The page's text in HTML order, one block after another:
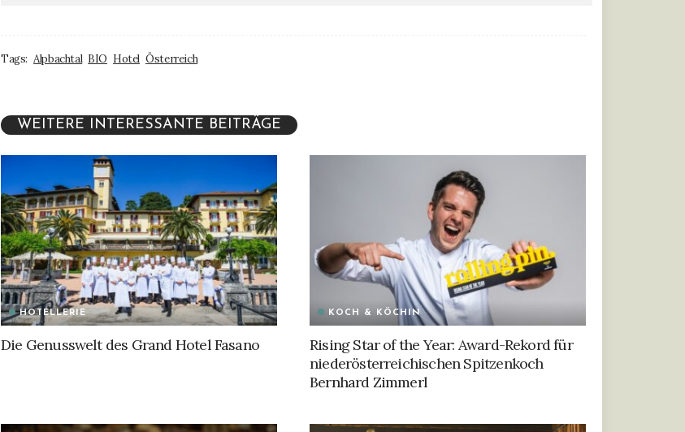
Tags: Alpbachtal BIO Hotel Österreich
WEITERE INTERESSANTE BEITRÄGE
HOTELLERIE
Die Genusswelt des Grand Hotel Fasano
KOCH & KÖCHIN
Rising Star of the Year: Award-Rekord für
niederösterreichischen Spitzenkoch
Bernhard Zimmerl